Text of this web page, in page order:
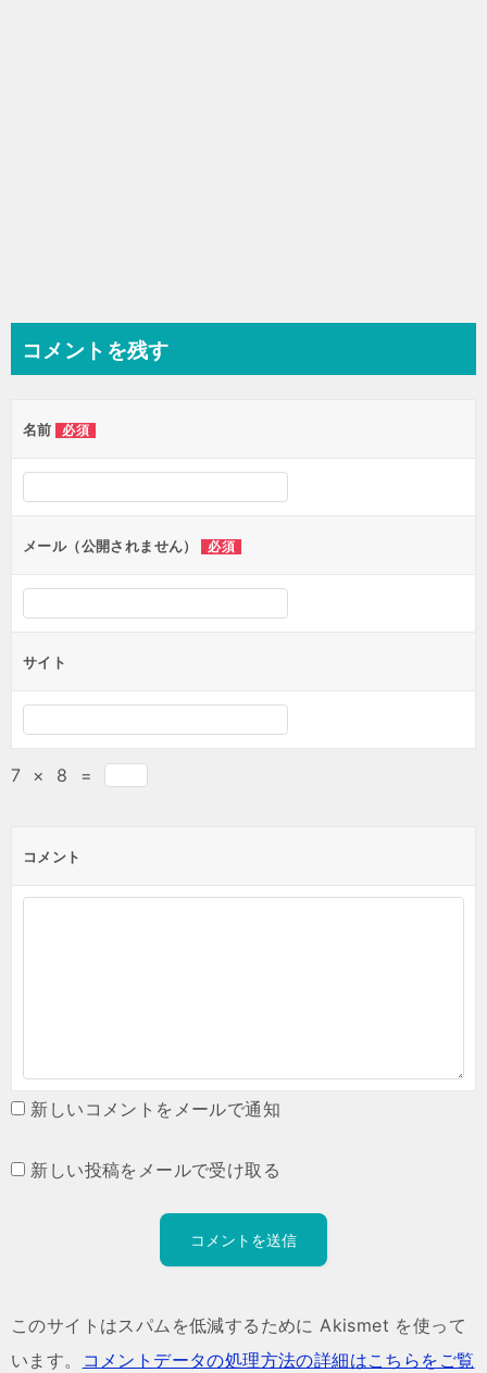
コメントを残す
名前 必須
メール（公開されません） 必須
サイト
7 × 8 =
コメント
新しいコメントをメールで通知
新しい投稿をメールで受け取る
このサイトはスパムを低減するために Akismet を使って
います。
コメントデータの処理方法の詳細はこちらをご覧